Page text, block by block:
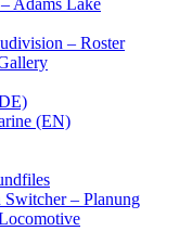
– Roster
(EN)
– Planung